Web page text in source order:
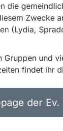
die
Zwecke
(Lydia,
Gruppen und
findet ihr
der Ev.